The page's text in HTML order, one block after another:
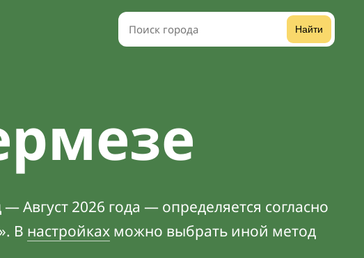
Найти
Август 2026 года — определяется согласно
В настройках можно выбрать иной метод